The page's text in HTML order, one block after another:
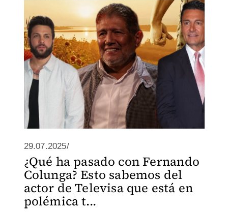
29.07.2025/
¿Qué ha pasado con Fernando
Colunga? Esto sabemos del
actor de Televisa que está en
polémica t...